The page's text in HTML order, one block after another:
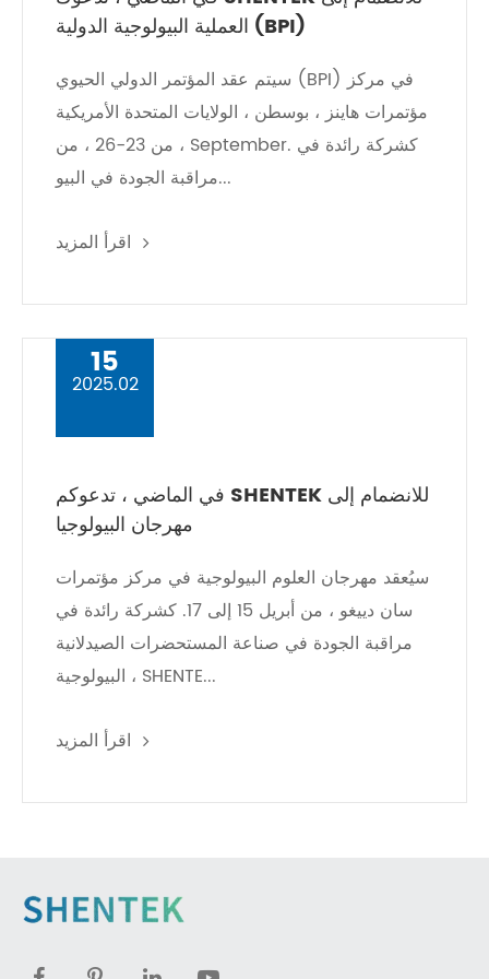
العملية البيولوجية الدولية (BPI)
سيتم عقد المؤتمر الدولي الحيوي (BPI) في مركز
مؤتمرات هاينز ، بوسطن ، الولايات المتحدة الأمريكية
، من 23-26 ، من September. كشركة رائدة في
مراقبة الجودة في البيو...
15
2025.02
في الماضي ، تدعوكم SHENTEK للانضمام إلى
مهرجان البيولوجيا
سيُعقد مهرجان العلوم البيولوجية في مركز مؤتمرات
سان دييغو ، من أبريل 15 إلى 17. كشركة رائدة في
مراقبة الجودة في صناعة المستحضرات الصيدلانية
البيولوجية ، SHENTE...